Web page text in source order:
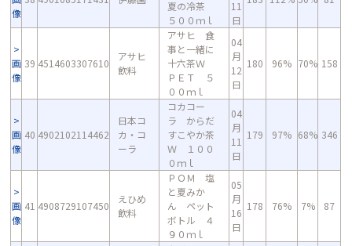
像
夏の冷茶
５００ｍｌ
11
日
画
像
39 4514603307610
アサヒ
飲料
アサヒ 食
事と一緒に
十六茶Ｗ
ＰＥＴ ５
００ｍｌ
04
月
12
日
180 96% 70% 158
画
像
40 4902102114462
日本コ
カ・コ
ーラ
コカコー
ラ からだ
すこやか茶
Ｗ １００
０ｍｌ
04
月
11
日
179 97% 68% 346
画
像
41 4908729107450
えひめ
飲料
ＰＯＭ 塩
と夏みか
ん ペット
ボトル ４
９０ｍｌ
05
月
16
日
178 76% 7% 87